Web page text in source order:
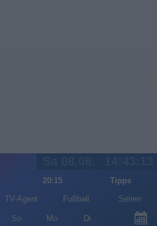
20:15
Tipps
TV-Agent Fußball Serien
So Mo Di